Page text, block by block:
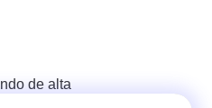
de alta